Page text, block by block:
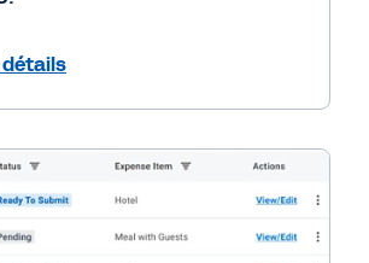
détails